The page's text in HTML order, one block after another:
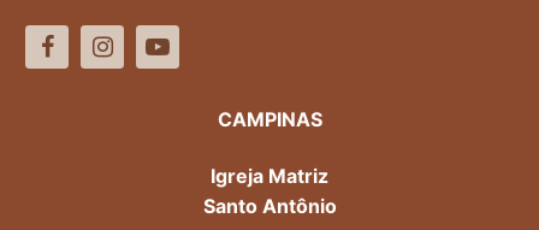
CAMPINAS
Igreja Matriz
Santo Antônio